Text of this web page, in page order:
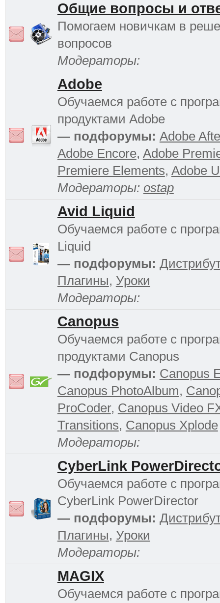
Общие вопросы и
Помогаем новичкам в
вопросов
Модераторы:
Adobe
Обучаемся работе с
продуктами Adobe
— подфорумы: Adobe
Adobe Encore, Adobe
Premiere Elements, Adobe
Модераторы: ostap
Avid Liquid
Обучаемся работе с
Liquid
— подфорумы:
Плагины, Уроки
Модераторы:
Canopus
Обучаемся работе с
продуктами Canopus
— подфорумы: Canopus
Canopus PhotoAlbum,
ProCoder, Canopus Video
Transitions, Canopus Xplode
Модераторы:
CyberLink
Обучаемся работе с
CyberLink PowerDirector
— подфорумы:
Плагины, Уроки
Модераторы:
MAGIX
Обучаемся работе с